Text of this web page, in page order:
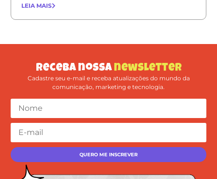
LEIA MAIS
Receba nossa newsletter
Cadastre seu e-mail e receba atualizações do mundo da
comunicação, marketing e tecnologia.